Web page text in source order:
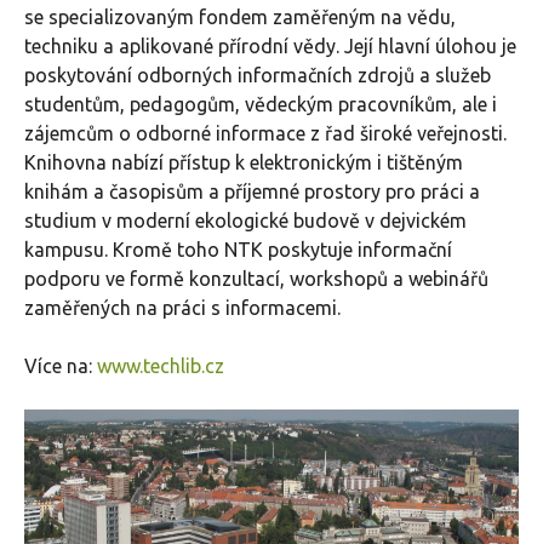
se specializovaným fondem zaměřeným na vědu,
techniku a aplikované přírodní vědy. Její hlavní úlohou je
poskytování odborných informačních zdrojů a služeb
studentům, pedagogům, vědeckým pracovníkům, ale i
zájemcům o odborné informace z řad široké veřejnosti.
Knihovna nabízí přístup k elektronickým i tištěným
knihám a časopisům a příjemné prostory pro práci a
studium v moderní ekologické budově v dejvickém
kampusu. Kromě toho NTK poskytuje informační
podporu ve formě konzultací, workshopů a webinářů
zaměřených na práci s informacemi.
Více na: www.techlib.cz